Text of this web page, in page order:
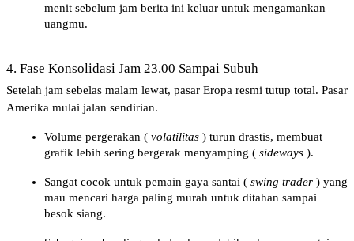
menit sebelum jam berita ini keluar untuk mengamankan
uangmu.
4. Fase Konsolidasi Jam 23.00 Sampai Subuh
Setelah jam sebelas malam lewat, pasar Eropa resmi tutup total. Pasar
Amerika mulai jalan sendirian.
Volume pergerakan ( volatilitas ) turun drastis, membuat
grafik lebih sering bergerak menyamping ( sideways ).
Sangat cocok untuk pemain gaya santai ( swing trader ) yang
mau mencari harga paling murah untuk ditahan sampai
besok siang.